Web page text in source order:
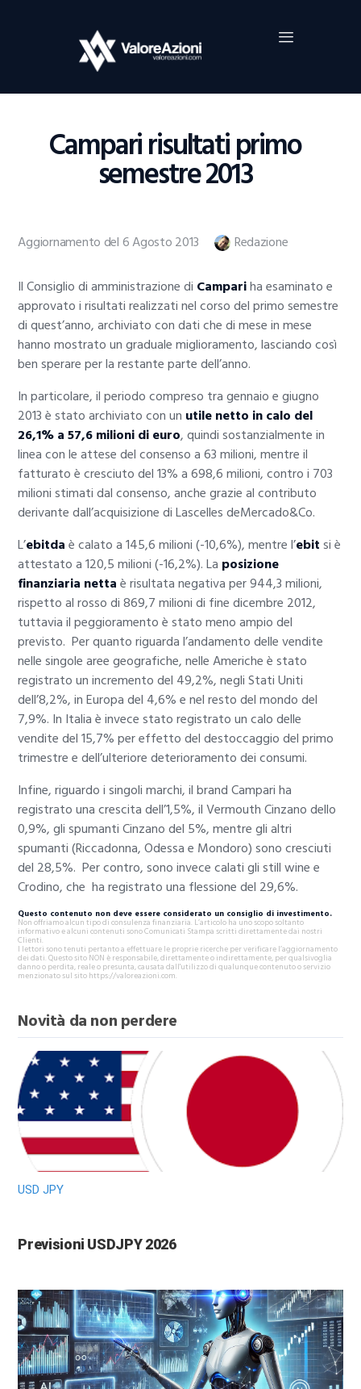
Campari risultati primo
semestre 2013
Home
Investimenti
Borsa
Guide Al Trading
Criptovalute
Aggiornamento del 6 Agosto 2013 Redazione
Il Consiglio di amministrazione di Campariha esaminato e
approvato i risultati realizzati nel corso del primo semestre
di quest’anno, archiviato con dati che di mese in mese
hanno mostrato un graduale miglioramento, lasciando così
ben sperare per la restante parte dell’anno.
In particolare, il periodo compreso tra gennaio e giugno
2013 è stato archiviato con un utile netto in calo del
26,1% a 57,6 milioni di euro, quindi sostanzialmente in
linea con le attese del consenso a 63 milioni, mentre il
fatturato è cresciuto del 13% a 698,6 milioni, contro i 703
milioni stimati dal consenso, anche grazie al contributo
derivante dall’acquisizione di Lascelles deMercado&Co.
L’ebitdaè calato a 145,6 milioni (-10,6%), mentre l’ebitsi è
attestato a 120,5 milioni (-16,2%). La posizione
finanziaria nettaè risultata negativa per 944,3 milioni,
rispetto al rosso di 869,7 milioni di fine dicembre 2012,
tuttavia il peggioramento è stato meno ampio del
previsto. Per quanto riguarda l’andamento delle vendite
nelle singole aree geografiche, nelle Americhe è stato
registrato un incremento del 49,2%, negli Stati Uniti
dell’8,2%, in Europa del 4,6% e nel resto del mondo del
7,9%. In Italia è invece stato registrato un calo delle
vendite del 15,7% per effetto del destoccaggio del primo
trimestre e dell’ulteriore deterioramento dei consumi.
Infine, riguardo i singoli marchi, il brand Campari ha
registrato una crescita dell’1,5%, il Vermouth Cinzano dello
0,9%, gli spumanti Cinzano del 5%, mentre gli altri
spumanti (Riccadonna, Odessa e Mondoro) sono cresciuti
del 28,5%. Per contro, sono invece calati gli still wine e
Crodino, che ha registrato una flessione del 29,6%.
Questo contenuto non deve essere considerato un consiglio di investimento.
Non offriamo alcun tipo di consulenza finanziaria. L’articolo ha uno scopo soltanto
informativo e alcuni contenuti sono Comunicati Stampa scritti direttamente dai nostri
Clienti.
I lettori sono tenuti pertanto a effettuare le proprie ricerche per verificare l’aggiornamento
dei dati. Questo sito NON è responsabile, direttamente o indirettamente, per qualsivoglia
danno o perdita, reale o presunta, causata dall'utilizzo di qualunque contenuto o servizio
menzionato sul sito https://valoreazioni.com.
Novità da non perdere
USD JPY
Previsioni USDJPY 2026